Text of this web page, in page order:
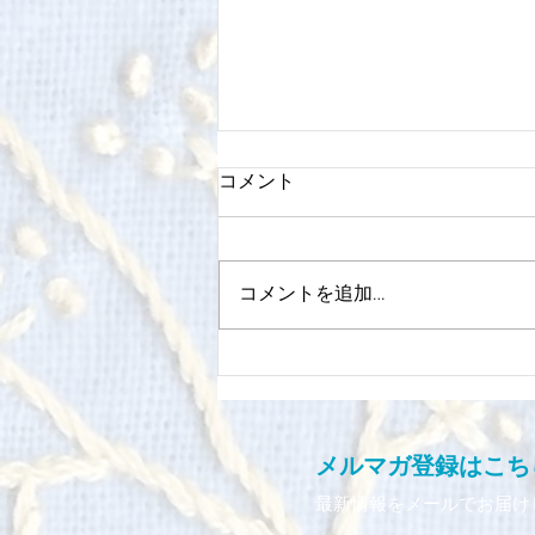
「銀鏡」赤阪友監督とスサナ
ル主催 練菌術師 上田洋平さ
んのお話会＆対談
コメント
コメントを追加…
メルマガ登録はこ
最新情報をメールでお届